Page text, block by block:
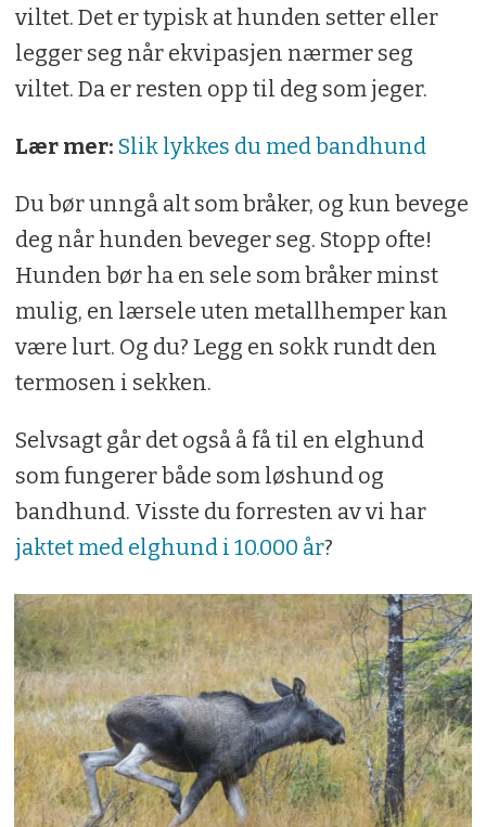
viltet. Det er typisk at hunden setter eller
legger seg når ekvipasjen nærmer seg
viltet. Da er resten opp til deg som jeger.
Lær mer: Slik lykkes du med bandhund
Du bør unngå alt som bråker, og kun bevege
deg når hunden beveger seg. Stopp ofte!
Hunden bør ha en sele som bråker minst
mulig, en lærsele uten metallhemper kan
være lurt. Og du? Legg en sokk rundt den
termosen i sekken.
Selvsagt går det også å få til en elghund
som fungerer både som løshund og
bandhund. Visste du forresten av vi har
jaktet med elghund i 10.000 år?